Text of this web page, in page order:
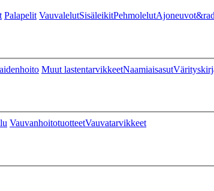
Palapelit VauvalelutSisäleikitPehmolelut
Muut lastentarvikkeetNaamiaisasut
VauvanhoitotuotteetVauvatarvikkeet